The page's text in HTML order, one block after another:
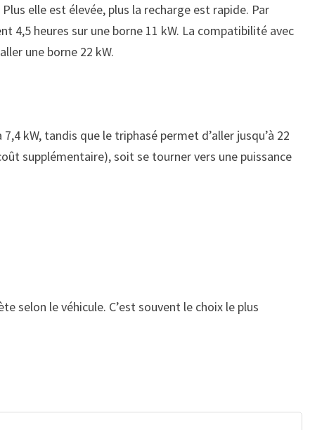
elle est élevée, plus la recharge est rapide. Par
4,5 heures sur une borne 11 kW. La compatibilité avec
une borne 22 kW.
kW, tandis que le triphasé permet d’aller jusqu’à 22
supplémentaire), soit se tourner vers une puissance
selon le véhicule. C’est souvent le choix le plus